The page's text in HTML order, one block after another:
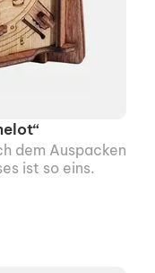
dem Auspacken
ist so eins.